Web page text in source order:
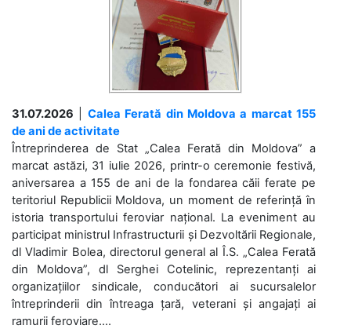
31.07.2026
Calea Ferată din Moldova a marcat 155
de ani de activitate
Întreprinderea de Stat „Calea Ferată din Moldova” a
marcat astăzi, 31 iulie 2026, printr-o ceremonie festivă,
aniversarea a 155 de ani de la fondarea căii ferate pe
teritoriul Republicii Moldova, un moment de referință în
istoria transportului feroviar național. La eveniment au
participat ministrul Infrastructurii și Dezvoltării Regionale,
dl Vladimir Bolea, directorul general al Î.S. „Calea Ferată
din Moldova”, dl Serghei Cotelinic, reprezentanți ai
organizațiilor sindicale, conducători ai sucursalelor
întreprinderii din întreaga țară, veterani și angajați ai
ramurii feroviare....